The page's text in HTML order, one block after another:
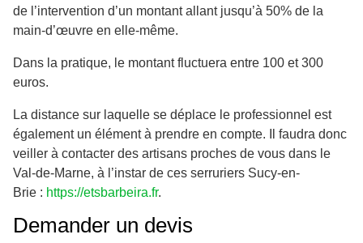
de l’intervention d’un montant allant jusqu’à 50% de la
main-d’œuvre en elle-même.
Dans la pratique, le montant fluctuera entre 100 et 300
euros.
La distance sur laquelle se déplace le professionnel est
également un élément à prendre en compte. Il faudra donc
veiller à contacter des artisans proches de vous dans le
Val-de-Marne, à l’instar de ces serruriers Sucy-en-
Brie : https://etsbarbeira.fr.
Demander un devis